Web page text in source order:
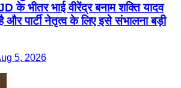
के भीतर भाई वीरेंद्र बनाम शक्ति यादव
और पार्टी नेतृत्व के लिए इसे संभालना बड़ी
5, 2026